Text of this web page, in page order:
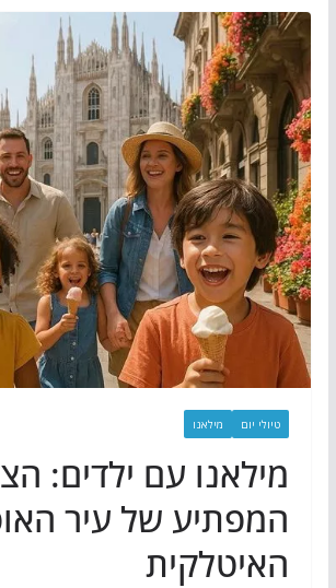
טיולי יום מילאנו
מילאנו עם ילדים:
המפתיע של עיר
האיטלקית